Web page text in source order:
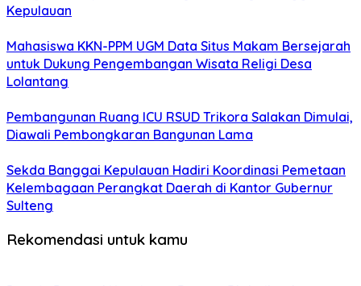
Kepulauan
Mahasiswa KKN-PPM UGM Data Situs Makam Bersejarah
untuk Dukung Pengembangan Wisata Religi Desa
Lolantang
Pembangunan Ruang ICU RSUD Trikora Salakan Dimulai,
Diawali Pembongkaran Bangunan Lama
Sekda Banggai Kepulauan Hadiri Koordinasi Pemetaan
Kelembagaan Perangkat Daerah di Kantor Gubernur
Sulteng
Rekomendasi untuk kamu